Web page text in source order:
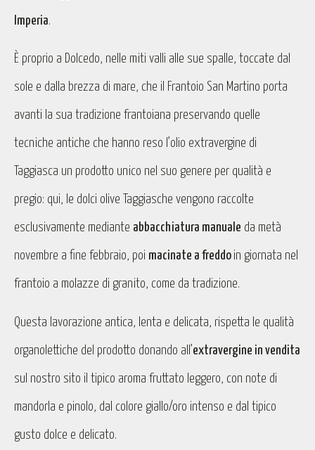
Imperia.
È proprio a Dolcedo, nelle miti valli alle sue spalle, toccate dal
sole e dalla brezza di mare, che il Frantoio San Martino porta
avanti la sua tradizione frantoiana preservando quelle
tecniche antiche che hanno reso l’olio extravergine di
Taggiasca un prodotto unico nel suo genere per qualità e
pregio: qui, le dolci olive Taggiasche vengono raccolte
esclusivamente mediante abbacchiatura manuale da metà
novembre a fine febbraio, poi macinate a freddo in giornata nel
frantoio a molazze di granito, come da tradizione.
Questa lavorazione antica, lenta e delicata, rispetta le qualità
organolettiche del prodotto donando all’extravergine in vendita
sul nostro sito il tipico aroma fruttato leggero, con note di
mandorla e pinolo, dal colore giallo/oro intenso e dal tipico
gusto dolce e delicato.